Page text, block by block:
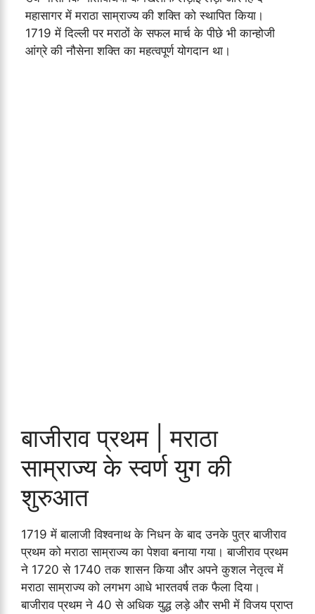
महासागर में मराठा साम्राज्य की शक्ति को स्थापित किया।
1719 में दिल्ली पर मराठों के सफल मार्च के पीछे भी कान्होजी
आंग्रे की नौसेना शक्ति का महत्वपूर्ण योगदान था।
बाजीराव प्रथम | मराठा
साम्राज्य के स्वर्ण युग की
शुरुआत
1719 में बालाजी विश्वनाथ के निधन के बाद उनके पुत्र बाजीराव
प्रथम को मराठा साम्राज्य का पेशवा बनाया गया। बाजीराव प्रथम
ने 1720 से 1740 तक शासन किया और अपने कुशल नेतृत्व में
मराठा साम्राज्य को लगभग आधे भारतवर्ष तक फैला दिया।
बाजीराव प्रथम ने 40 से अधिक युद्ध लड़े और सभी में विजय प्राप्त